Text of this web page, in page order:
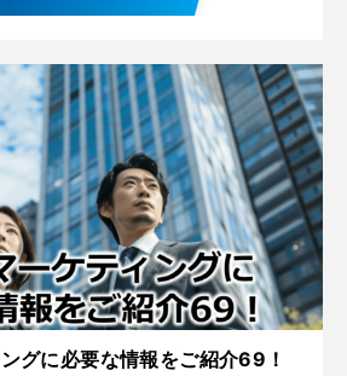
グに必要な情報をご紹介69！